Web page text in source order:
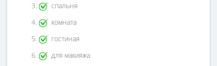
спальня
комната
гостиная
для макияжа